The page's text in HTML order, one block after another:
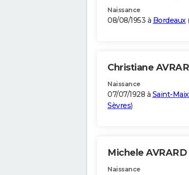
Naissance
08/08/1953 à Bordeaux
Christiane
Naissance
07/07/1928 à Saint-
Sèvres)
Michele AVRARD
Naissance